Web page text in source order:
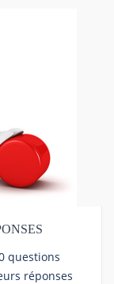
questions
réponses